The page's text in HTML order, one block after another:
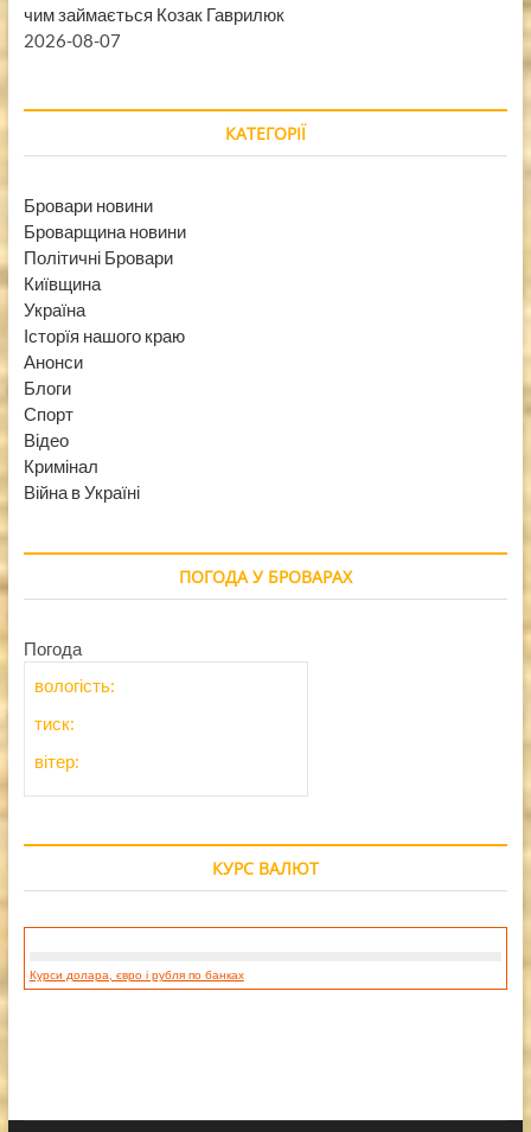
чим займається Козак Гаврилюк
2026-08-07
КАТЕГОРІЇ
Бровари новини
Броварщина новини
Політичні Бровари
Київщина
Україна
Історїя нашого краю
Анонси
Блоги
Спорт
Відео
Кримінал
Війна в Україні
ПОГОДА У БРОВАРАХ
Погода
вологість:
тиск:
вітер:
КУРС ВАЛЮТ
Курси долара, євро і рубля по банках